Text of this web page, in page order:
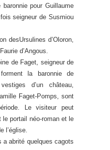
pour Guillaume
seigneur de Susmiou
desUrsulines d’Oloron,
d’Angous.
de Faget, seigneur de
la baronnie de
d’un château,
Faget-Pomps, sont
Le visiteur peut
le portail néo-roman et le
l’église.
a abrité quelques cagots